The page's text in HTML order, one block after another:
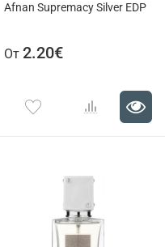
Afnan Supremacy Silver EDP
От 2.20€